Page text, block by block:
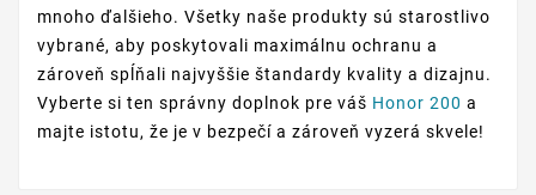
mnoho ďalšieho. Všetky naše produkty sú starostlivo
vybrané, aby poskytovali maximálnu ochranu a
zároveň spĺňali najvyššie štandardy kvality a dizajnu.
Vyberte si ten správny doplnok pre váš Honor 200 a
majte istotu, že je v bezpečí a zároveň vyzerá skvele!